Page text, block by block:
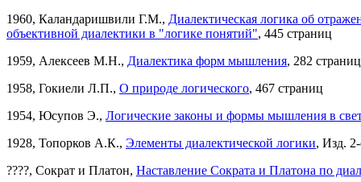
1960, Каландаришвили Г.М., Диалектическая логика об
объективной диалектики в "логике понятий", 445 страниц
1959, Алексеев М.Н., Диалектика форм мышления, 282
1958, Гокиели Л.П., О природе логического, 467 страниц
1954, Юсупов Э., Логические законы и формы мышления в
1928, Топорков А.К., Элементы диалектической логики, Изд.
????, Сократ и Платон, Наставление Сократа и Платона по